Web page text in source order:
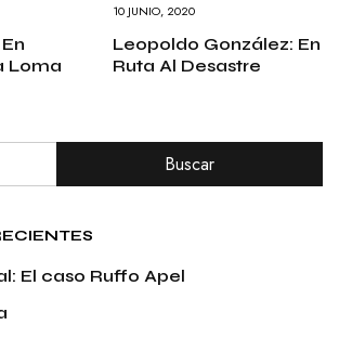
Loma
10 JUNIO, 2020
Leopoldo González: En
Ruta Al Desastre
Buscar
El caso Ruffo Apel